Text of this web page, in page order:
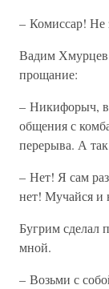
– Комиссар! Не
Вадим Хмурцев
прощание:
– Никифорыч,
общения с
перерыва. А так
– Нет! Я сам
нет! Мучайся и
Бугрим сделал
мной.
– Возьми с